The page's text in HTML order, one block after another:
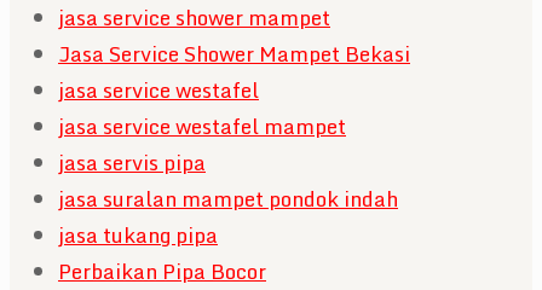
jasa service shower mampet
Jasa Service Shower Mampet Bekasi
jasa service westafel
jasa service westafel mampet
jasa servis pipa
jasa suralan mampet pondok indah
jasa tukang pipa
Perbaikan Pipa Bocor